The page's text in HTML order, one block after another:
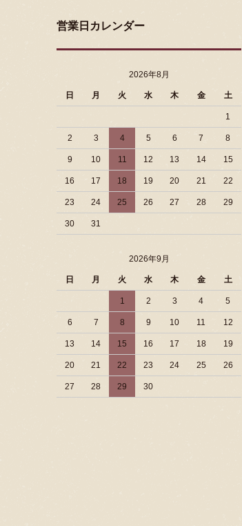
営業日カレンダー
2026年8月
日 月 火 水 木 金 土
1
2 3 4 5 6 7 8
9 10 11 12 13 14 15
16 17 18 19 20 21 22
23 24 25 26 27 28 29
30 31
2026年9月
日 月 火 水 木 金 土
1 2 3 4 5
6 7 8 9 10 11 12
13 14 15 16 17 18 19
20 21 22 23 24 25 26
27 28 29 30